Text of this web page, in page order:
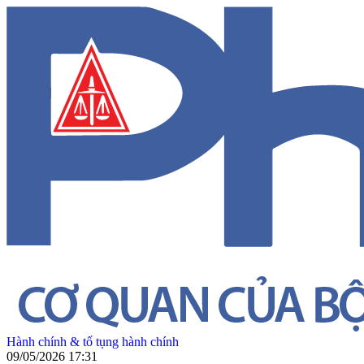
Hành chính & tố tụng hành chính
09/05/2026 17:31